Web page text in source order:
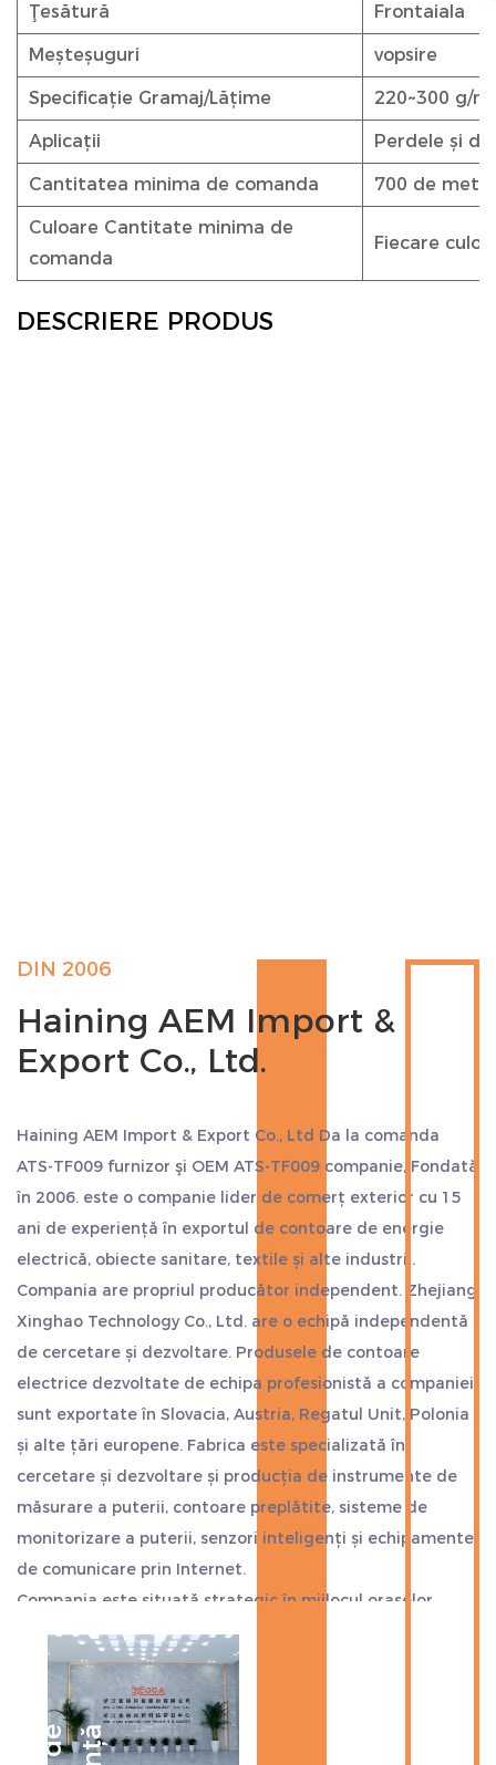
Ţesătură Frontaiala
Meșteșuguri vopsire
Specificație Gramaj/Lățime 220~300 g/
Aplicații Perdele și
Cantitatea minima de comanda 700 de metri
Culoare Cantitate minima de
comanda
Fiecare
DESCRIERE PRODUS
DIN 2006
Haining AEM Import &
Export Co., Ltd.
Haining AEM Import & Export Co., Ltd Da la comanda
ATS-TF009 furnizor şi OEM ATS-TF009 companie, Fondată
în 2006. este o companie lider de comerț exterior cu 15
ani de experiență în exportul de contoare de energie
electrică, obiecte sanitare, textile și alte industrii.
Compania are propriul producător independent. Zhejiang
Xinghao Technology Co., Ltd. are o echipă independentă
de cercetare și dezvoltare. Produsele de contoare
electrice dezvoltate de echipa profesionistă a companiei
sunt exportate în Slovacia, Austria, Regatul Unit, Polonia
și alte țări europene. Fabrica este specializată în
cercetare și dezvoltare și producția de instrumente de
măsurare a puterii, contoare preplătite, sisteme de
monitorizare a puterii, senzori inteligenți și echipamente
de comunicare prin Internet.
Compania este situată strategic în mijlocul orașelor
Hangzhou, Ningbo și Shanghai, aproape de portul de
transport maritim. Exportul este convenabil, economisind
mai mult timp și costuri. Considerăm calitatea ca viața
noastră și aderăm întotdeauna la stilul de lucru de
„sinceritate și pragmatism, persistență, lucru în echipă și